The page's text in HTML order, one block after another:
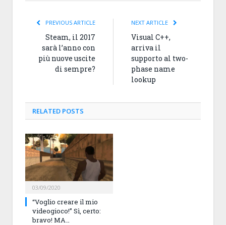
PREVIOUS ARTICLE
Steam, il 2017
sarà l’anno con
più nuove uscite
di sempre?
NEXT ARTICLE
Visual C++,
arriva il
supporto al two-
phase name
lookup
RELATED POSTS
03/09/2020
“Voglio creare il mio
videogioco!” Sì, certo:
bravo! MA…